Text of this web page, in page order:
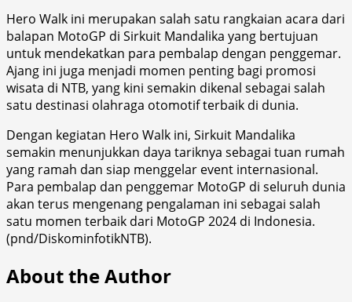
Hero Walk ini merupakan salah satu rangkaian acara dari
balapan MotoGP di Sirkuit Mandalika yang bertujuan
untuk mendekatkan para pembalap dengan penggemar.
Ajang ini juga menjadi momen penting bagi promosi
wisata di NTB, yang kini semakin dikenal sebagai salah
satu destinasi olahraga otomotif terbaik di dunia.
Dengan kegiatan Hero Walk ini, Sirkuit Mandalika
semakin menunjukkan daya tariknya sebagai tuan rumah
yang ramah dan siap menggelar event internasional.
Para pembalap dan penggemar MotoGP di seluruh dunia
akan terus mengenang pengalaman ini sebagai salah
satu momen terbaik dari MotoGP 2024 di Indonesia.
(pnd/DiskominfotikNTB).
About the Author